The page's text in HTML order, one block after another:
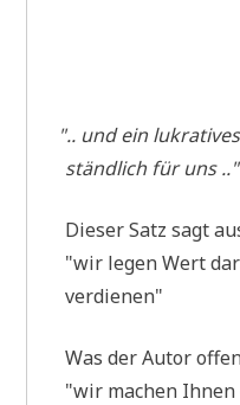
".. und ein
ständ­lich für uns .."
Die­ser Satz sagt
"wir legen Wert
verdienen"
Was der Autor
"wir machen